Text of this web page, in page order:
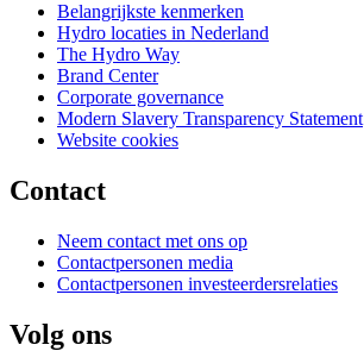
Belangrijkste kenmerken
Hydro locaties in Nederland
The Hydro Way
Brand Center
Corporate governance
Modern Slavery Transparency Statement
Website cookies
Contact
Neem contact met ons op
Contactpersonen media
Contactpersonen investeerdersrelaties
Volg ons